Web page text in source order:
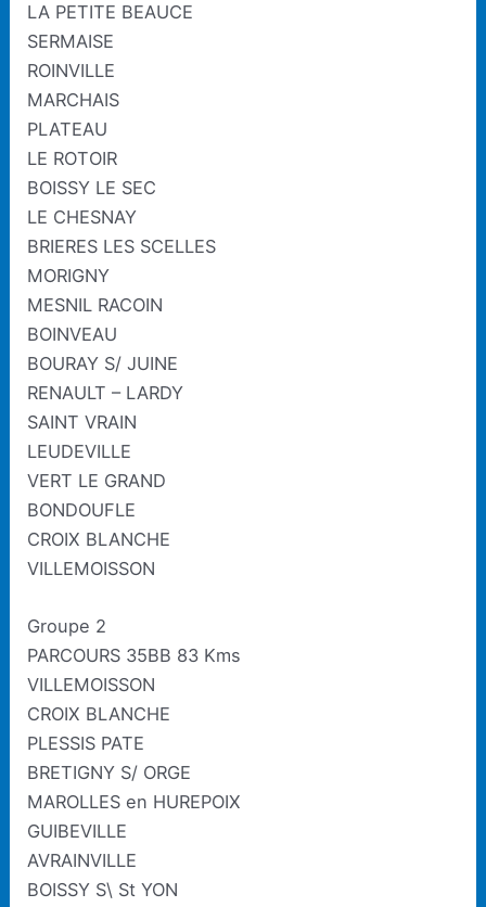
LA PETITE BEAUCE
SERMAISE
ROINVILLE
MARCHAIS
PLATEAU
LE ROTOIR
BOISSY LE SEC
LE CHESNAY
BRIERES LES SCELLES
MORIGNY
MESNIL RACOIN
BOINVEAU
BOURAY S/ JUINE
RENAULT – LARDY
SAINT VRAIN
LEUDEVILLE
VERT LE GRAND
BONDOUFLE
CROIX BLANCHE
VILLEMOISSON
Groupe 2
PARCOURS 35BB 83 Kms
VILLEMOISSON
CROIX BLANCHE
PLESSIS PATE
BRETIGNY S/ ORGE
MAROLLES en HUREPOIX
GUIBEVILLE
AVRAINVILLE
BOISSY S\ St YON